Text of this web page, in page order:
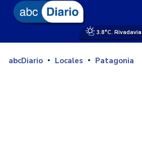
3.8°C. Rivadavia
abcDiario Locales Patagonia